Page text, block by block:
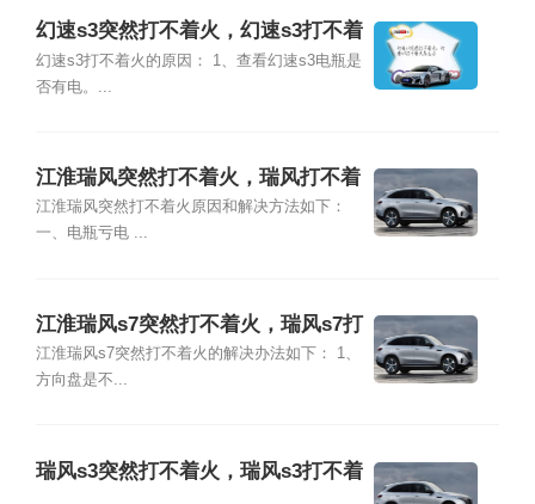
幻速s3突然打不着火，幻速s3打不着
火怎么办
幻速s3打不着火的原因： 1、查看幻速s3电瓶是
否有电。...
江淮瑞风突然打不着火，瑞风打不着
火怎么办
江淮瑞风突然打不着火原因和解决方法如下：
一、电瓶亏电 ...
江淮瑞风s7突然打不着火，瑞风s7打
不着火怎么办
江淮瑞风s7突然打不着火的解决办法如下： 1、
方向盘是不...
瑞风s3突然打不着火，瑞风s3打不着